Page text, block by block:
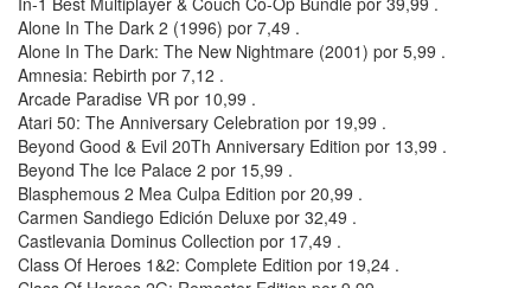
Alone In The Dark 2 (1996) por 7,49 .
Alone In The Dark: The New Nightmare (2001) por 5,99 .
Amnesia: Rebirth por 7,12 .
Arcade Paradise VR por 10,99 .
Atari 50: The Anniversary Celebration por 19,99 .
Beyond Good & Evil 20Th Anniversary Edition por 13,99 .
Beyond The Ice Palace 2 por 15,99 .
Blasphemous 2 Mea Culpa Edition por 20,99 .
Carmen Sandiego Edición Deluxe por 32,49 .
Castlevania Dominus Collection por 17,49 .
Class Of Heroes 1&2: Complete Edition por 19,24 .